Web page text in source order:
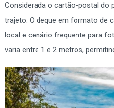
Considerada o cartão-postal do
trajeto. O deque em formato de
local e cenário frequente para
varia entre 1 e 2 metros,